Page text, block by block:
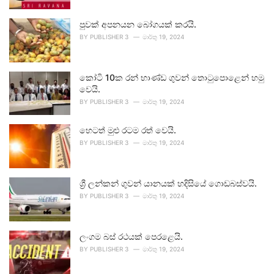
පුවක් අපනයන බෝගයක් කරයි.
BY PUBLISHER 3 මාර්තු 19, 2024
කෝටි 10ක රන් භාණ්ඩ ගුවන් තොටුපොළෙන් හමු
වෙයි.
BY PUBLISHER 3 මාර්තු 19, 2024
හෙටත් මුළු රටම රත් වෙයි.
BY PUBLISHER 3 මාර්තු 19, 2024
ශ්‍රී ලන්කන් ගුවන් යානයක් හදිසියේ ගොඩබස්වයි.
BY PUBLISHER 3 මාර්තු 19, 2024
ලංගම බස් රථයක් පෙරළෙයි.
BY PUBLISHER 3 මාර්තු 19, 2024